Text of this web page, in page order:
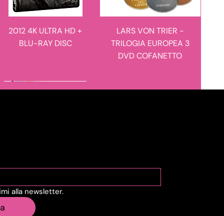
2012 4K ULTRA HD +
BLU-RAY DISC
LARS VON TRIER -
TRILOGIA EUROPEA 3
DVD COFANETTO
novità in arrivo
MANIE-MANIE - I
RACCONTI DEL
novità in arrivo
alla newsletter.